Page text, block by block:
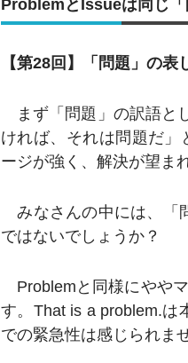
ProblemとIssueは同じ
【第28回】「問題」の表
まず「問題」の訳語と
ければ、それは問題だ」
ージが強く、解決が望ま
みなさんの中には、「
ではないでしょうか？
Problemと同様にやや
す。That is a problem.は
での緊急性は感じられま